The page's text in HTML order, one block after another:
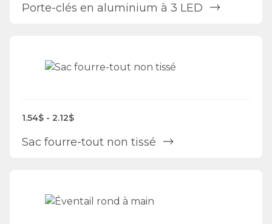
Porte-clés en aluminium à 3 LED
1.54$ - 2.12$
Sac fourre-tout non tissé